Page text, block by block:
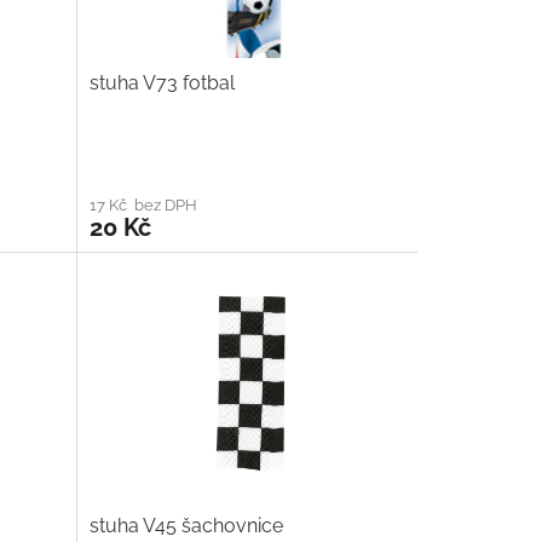
stuha V73 fotbal
17 Kč bez DPH
20 Kč
stuha V45 šachovnice